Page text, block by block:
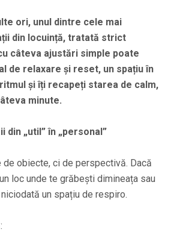
ori, unul dintre cele mai
din locuință, tratată strict
câteva ajustări simple poate
de relaxare și reset, un spațiu în
și îți recapeți starea de calm,
minute.
din „util” în „personal”
de obiecte, ci de perspectivă. Dacă
loc unde te grăbești dimineața sau
un spațiu de respiro.